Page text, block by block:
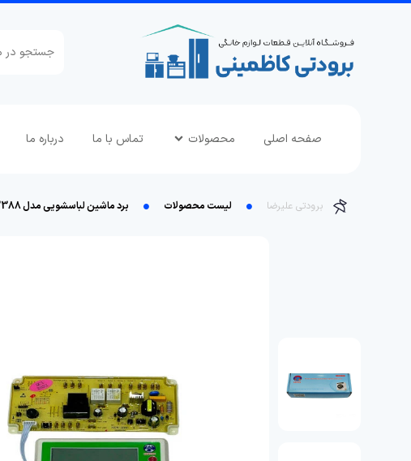
صفحه اصلی محصولات تماس با ما درباره ما
برودتی علیرضا لیست محصولات برد ماشین لباسشویی مدل 3388 مناسب برای انواع ماشین لباسشویی با موتور زغالی